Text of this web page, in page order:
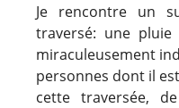
Je rencontre un
traversé: une
miraculeusement
personnes dont il
cette traversée,